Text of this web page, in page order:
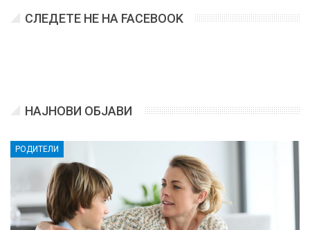
СЛЕДЕТЕ НЕ НА FACEBOOK
НАЈНОВИ ОБЈАВИ
РОДИТЕЛИ